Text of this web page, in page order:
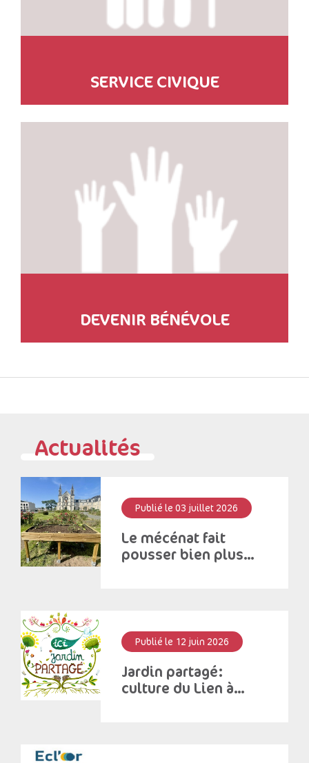
SERVICE CIVIQUE
DEVENIR BÉNÉVOLE
Actualités
Publié le 03 juillet 2026
Le mécénat fait
pousser bien plus
Publié le 12 juin 2026
Jardin partagé:
culture du Lien à